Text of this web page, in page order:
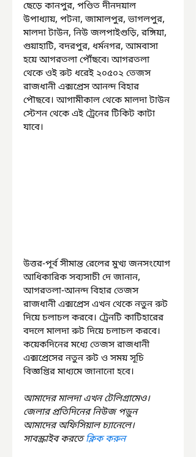
ছেড়ে কানপুর, পণ্ডিত দীনদয়াল
উপাধ্যায়, পটনা, জামালপুর, ভাগলপুর,
মালদা টাউন, নিউ জলপাইগুড়ি, রঙ্গিয়া,
গুয়াহাটি, বদরপুর, ধর্মনগর, আমবাসা
হয়ে আগরতলা পৌঁছবে৷ আগরতলা
থেকে ওই রুট ধরেই ২০৫০২ তেজস
রাজধানী এক্সপ্রেস আনন্দ বিহার
পৌছবে। আগামীকাল থেকে মালদা টাউন
স্টেশন থেকে এই ট্রেনের টিকিট কাটা
যাবে।
উত্তর-পূর্ব সীমান্ত রেলের মুখ্য জনসংযোগ
আধিকারিক সব্যসাচী দে জানান,
আগরতলা-আনন্দ বিহার তেজস
রাজধানী এক্সপ্রেস এখন থেকে নতুন রুট
দিয়ে চলাচল করবে। ট্রেনটি কাটিহারের
বদলে মালদা রুট দিয়ে চলাচল করবে।
কয়েকদিনের মধ্যে তেজস রাজধানী
এক্সপ্রেসের নতুন রুট ও সময় সূচি
বিজ্ঞপ্তির মাধ্যমে জানানো হবে।
আমাদের মালদা এখন টেলিগ্রামেও।
জেলার প্রতিদিনের নিউজ পড়ুন
আমাদের অফিসিয়াল চ্যানেলে।
সাবস্ক্রাইব করতে ক্লিক করুন